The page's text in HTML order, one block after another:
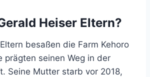
Heiser Eltern?
besaßen die Farm Kehoro
prägten seinen Weg in der
Seine Mutter starb vor 2018,